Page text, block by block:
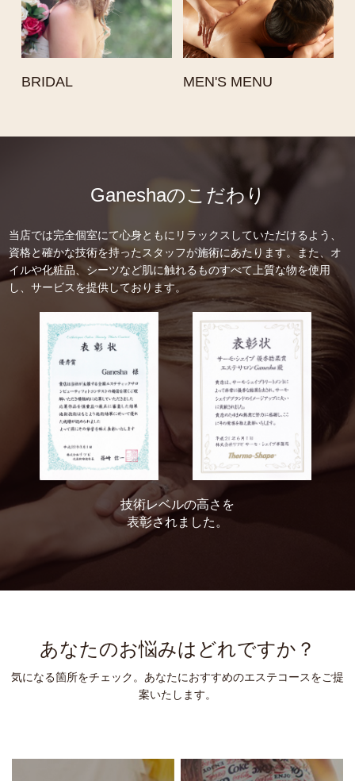
BRIDAL MEN'S MENU
Ganeshaのこだわり
当店では完全個室にて心身ともにリラックスしていただけるよう、
資格と確かな技術を持ったスタッフが施術にあたります。また、オ
イルや化粧品、シーツなど肌に触れるものすべて上質な物を使用
し、サービスを提供しております。
技術レベルの高さを
表彰されました。
あなたのお悩みはどれですか？
気になる箇所をチェック。あなたにおすすめのエステコースをご提
案いたします。